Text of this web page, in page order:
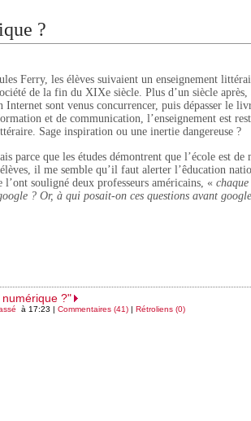
?
Ferry, les élèves suivaient un enseignement
de la fin du XIXe siècle. Plus d’un siècle
sont venus concurrencer, puis dépasser le
et de communication, l’enseignement est
Sage inspiration ou une inertie dangereuse ?
parce que les études démontrent que l’école est
il me semble qu’il faut alerter l’êducation
l’ont souligné deux professeurs américains, «
? Or, à qui posait-on ces questions avant
numérique ?"
à 17:23 | Commentaires (41) | Rétroliens (0)